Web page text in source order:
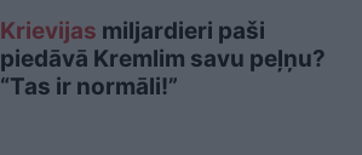
Krievijas miljardieri paši
piedāvā Kremlim savu peļņu?
“Tas ir normāli!”